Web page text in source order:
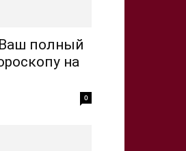
полный
на
0